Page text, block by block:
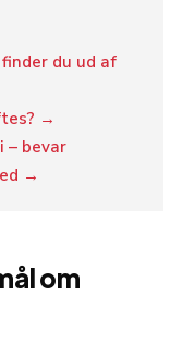
du ud af
→
– bevar
→
om